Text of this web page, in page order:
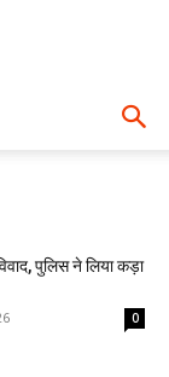
पुलिस ने लिया कड़ा
0